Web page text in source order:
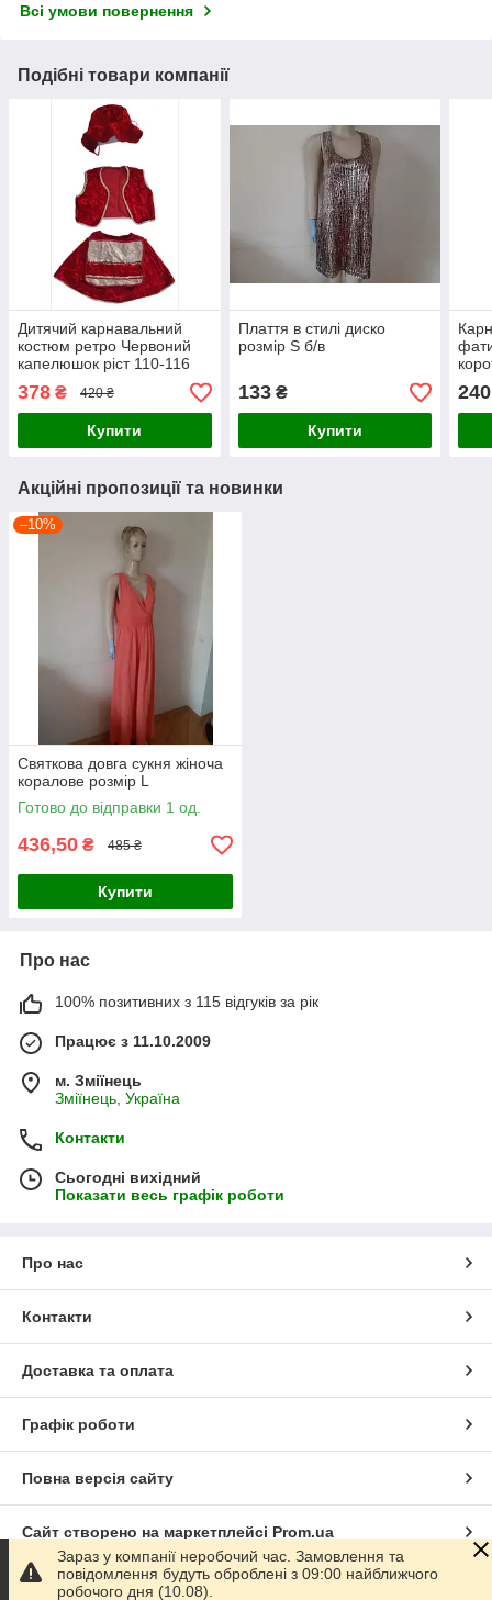
Всі умови повернення
Подібні товари компанії
Дитячий карнавальний
костюм ретро Червоний
капелюшок ріст 110-116
см б/в
378 ₴ 420 ₴
Купити
Плаття в стилі диско
розмір S б/в
133₴
Купити
240
Акційні пропозиції та новинки
–10%
Святкова довга сукня жіноча
коралове розмір L
Готово до відправки 1 од.
436,50 ₴ 485 ₴
Купити
Про нас
100% позитивних з 115 відгуків за рік
Працює з 11.10.2009
м. Зміїнець
Зміїнець, Україна
Контакти
Сьогодні вихідний
Показати весь графік роботи
Про нас
Контакти
Доставка та оплата
Графік роботи
Повна версія сайту
Сайт створено на маркетплейсі Prom.ua
Політика конфіденційності
Зараз у компанії неробочий час. Замовлення та
повідомлення будуть оброблені з 09:00 найближчого
робочого дня (10.08).